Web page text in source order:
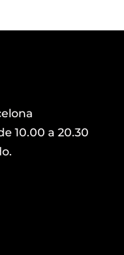
10.00 a 20.30